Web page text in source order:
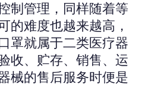
制管理，同样随着等
的难度也越来越高，
罩就属于二类医疗器
收、贮存、销售、运
械的售后服务时便是